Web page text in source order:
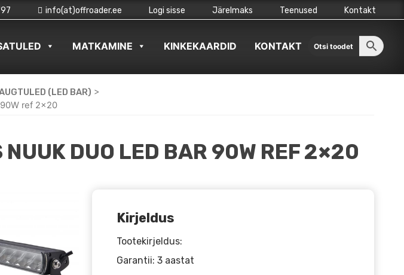
info(at)offroader.ee Logi sisse Järelmaks Teenused Kontakt
MATKAMINE KINKEKAARDID KONTAKT
(LED BAR) >
ref 2×20
NUUK DUO LED BAR 90W REF 2×20
Kirjeldus
Tootekirjeldus:
Garantii: 3 aastat